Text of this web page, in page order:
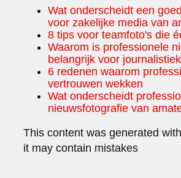
Wat onderscheidt een
voor zakelijke media van
8 tips voor teamfoto's die
Waarom is professionele
belangrijk voor
6 redenen waarom
vertrouwen wekken
Wat onderscheidt
nieuwsfotografie van
This content was generated
it may contain mistakes